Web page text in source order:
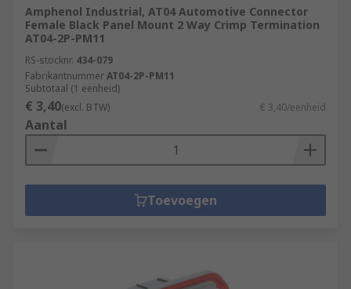
Amphenol Industrial, AT04 Automotive Connector
Female Black Panel Mount 2 Way Crimp Termination
AT04-2P-PM11
RS-stocknr. 434-079
FabrikantnummerAT04-2P-PM11
Subtotaal (1 eenheid)
€ 3,40(excl. BTW) € 3,40/eenheid
Aantal
Toevoegen